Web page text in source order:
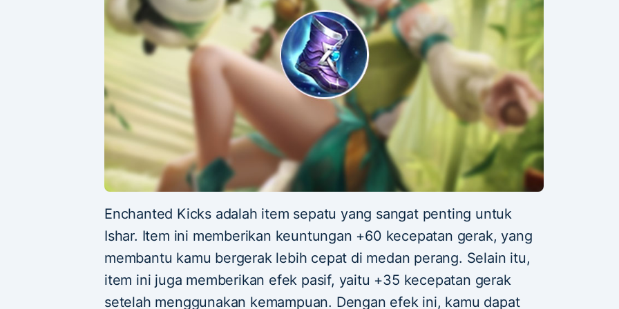
Enchanted Kicks adalah item sepatu yang sangat penting untuk
Ishar. Item ini memberikan keuntungan +60 kecepatan gerak, yang
membantu kamu bergerak lebih cepat di medan perang. Selain itu,
item ini juga memberikan efek pasif, yaitu +35 kecepatan gerak
setelah menggunakan kemampuan. Dengan efek ini, kamu dapat